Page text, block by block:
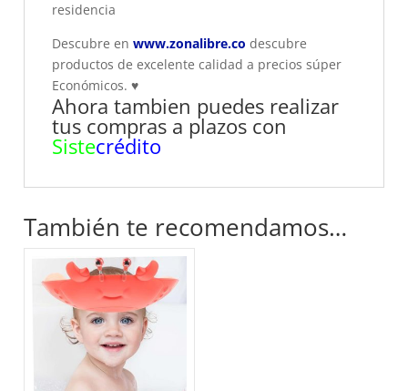
residencia
Descubre en www.zonalibre.co descubre
productos de excelente calidad a precios súper
Económicos. ♥
Ahora tambien puedes realizar
tus compras a plazos con
Sistecrédito
También te recomendamos…